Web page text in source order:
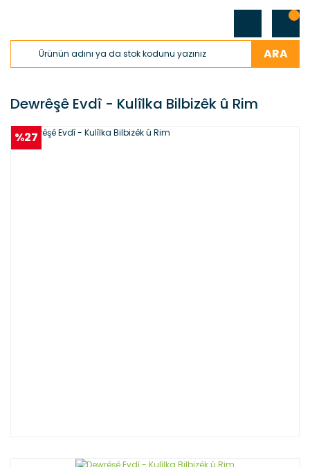
ARA
Dewrêşê Evdî - Kulîlka Bilbizêk û Rim
%27